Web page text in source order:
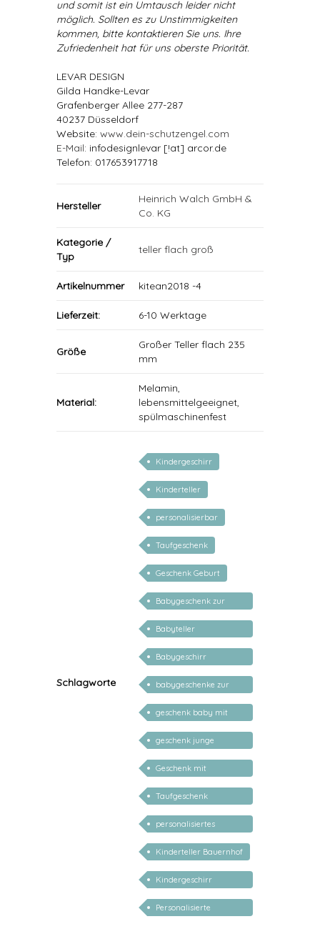
und somit ist ein Umtausch leider nicht
möglich. Sollten es zu Unstimmigkeiten
kommen, bitte kontaktieren Sie uns. Ihre
Zufriedenheit hat für uns oberste Priorität.
LEVAR DESIGN
Gilda Handke-Levar
Grafenberger Allee 277-287
40237 Düsseldorf
Website: www.dein-schutzengel.com
E-Mail: infodesignlevar [!at] arcor.de
Telefon: 017653917718
Hersteller
Heinrich Walch GmbH &
Co. KG
Kategorie /
Typ
teller flach groß
Artikelnummer kitean2018 -4
Lieferzeit: 6-10 Werktage
Größe
Großer Teller flach 235
mm
Material:
Melamin,
lebensmittelgeeignet,
spülmaschinenfest
Schlagworte
Kindergeschirr
Kinderteller
personalisierbar
Taufgeschenk
Geschenk Geburt
Babygeschenk zur
Geburt
Babyteller
personalisiert
Babygeschirr
personalisiert
babygeschenke zur
geburt personalisiert
geschenk baby mit
namen
geschenk junge
mädchen
Geschenk mit
persönlichem Namen
Taufgeschenk
personalisiert
personalisiertes
Babygeschenk
Kinderteller Bauernhof
Kindergeschirr
personalisiert
Personalisierte